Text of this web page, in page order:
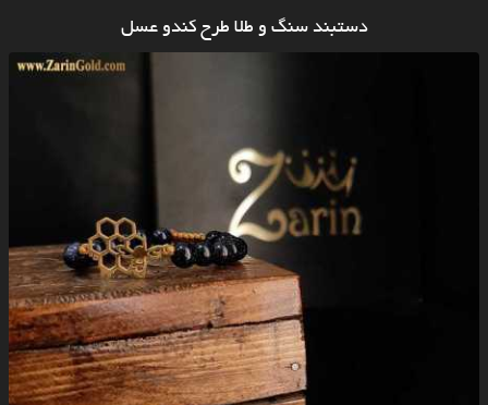
دستبند سنگ و طلا طرح کندو عسل